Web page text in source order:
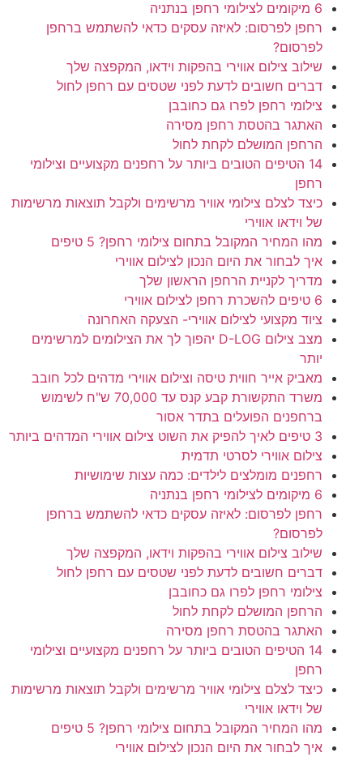
6 מיקומים לצילומי רחפן בנתניה
רחפן לפרסום: לאיזה עסקים כדאי להשתמש ברחפן
לפרסום?
שילוב צילום אווירי בהפקות וידאו, המקפצה שלך
דברים חשובים לדעת לפני שטסים עם רחפן לחול
צילומי רחפן לפרו גם כחובבן
האתגר בהטסת רחפן מסירה
הרחפן המושלם לקחת לחול
14 הטיפים הטובים ביותר על רחפנים מקצועיים וצילומי
רחפן
כיצד לצלם צילומי אוויר מרשימים ולקבל תוצאות מרשימות
של וידאו אווירי
מהו המחיר המקובל בתחום צילומי רחפן? 5 טיפים
איך לבחור את היום הנכון לצילום אווירי
מדריך לקניית הרחפן הראשון שלך
6 טיפים להשכרת רחפן לצילום אווירי
ציוד מקצועי לצילום אווירי- הצעקה האחרונה
מצב צילום D-LOG יהפוך לך את הצילומים למרשימים
יותר
מאביק אייר חווית טיסה וצילום אווירי מדהים לכל חובב
משרד התקשורת קבע קנס עד 70,000 ש"ח לשימוש
ברחפנים הפועלים בתדר אסור
3 טיפים לאיך להפיק את השוט צילום אווירי המדהים ביותר
צילום אווירי לסרטי תדמית
רחפנים מומלצים לילדים: כמה עצות שימושיות
6 מיקומים לצילומי רחפן בנתניה
רחפן לפרסום: לאיזה עסקים כדאי להשתמש ברחפן
לפרסום?
שילוב צילום אווירי בהפקות וידאו, המקפצה שלך
דברים חשובים לדעת לפני שטסים עם רחפן לחול
צילומי רחפן לפרו גם כחובבן
הרחפן המושלם לקחת לחול
האתגר בהטסת רחפן מסירה
14 הטיפים הטובים ביותר על רחפנים מקצועיים וצילומי
רחפן
כיצד לצלם צילומי אוויר מרשימים ולקבל תוצאות מרשימות
של וידאו אווירי
מהו המחיר המקובל בתחום צילומי רחפן? 5 טיפים
איך לבחור את היום הנכון לצילום אווירי